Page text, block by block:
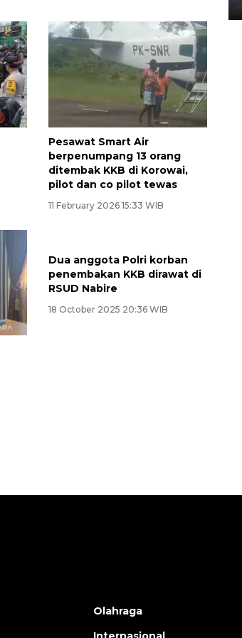
Pesawat Smart Air
berpenumpang 13 orang
ditembak KKB di Korowai,
pilot dan co pilot tewas
11 February 2026 15:33 WIB
Dua anggota Polri korban
penembakan KKB dirawat di
RSUD Nabire
18 October 2025 20:36 WIB
Olahraga